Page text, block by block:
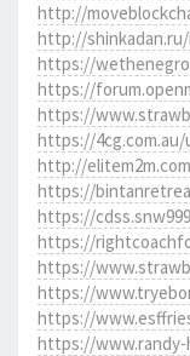
http://
http://
https://
https://
https://
https://
http://
https://
https://
https://
https://
https://
https://
https://www.randy-